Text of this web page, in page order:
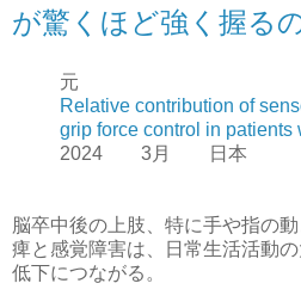
が驚くほど強く握る
元
Relative contribution of
grip force control in patients
2024 3月 日本
脳卒中後の上肢、特に手や指の
痺と感覚障害は、日常生活活動
低下につながる。